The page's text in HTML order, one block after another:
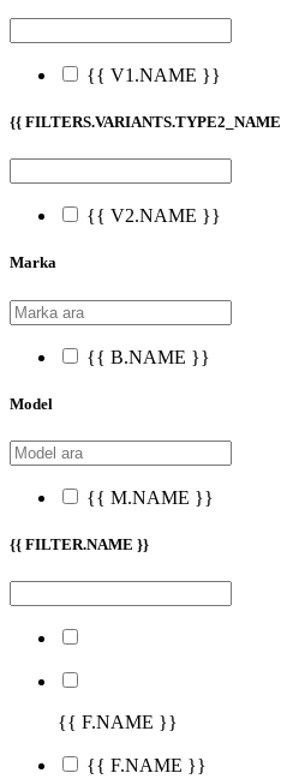
{{ V1.NAME }}
{{
{{ V2.NAME }}
Marka
{{ B.NAME }}
Model
{{ M.NAME }}
{{ FILTER.NAME }}
{{ F.NAME }}
{{ F.NAME }}